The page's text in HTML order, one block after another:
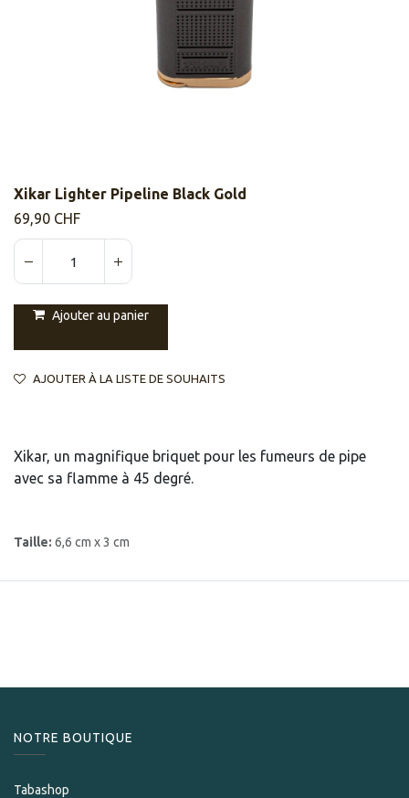
Xikar Lighter Pipeline Black Gold
69,90 CHF
Ajouter au panier
AJOUTER À LA LISTE DE SOUHAITS
Xikar, un magnifique briquet pour les fumeurs de pipe
avec sa flamme à 45 degré.
Taille: 6,6 cm x 3 cm
NOTRE BOUTIQUE
Tabashop